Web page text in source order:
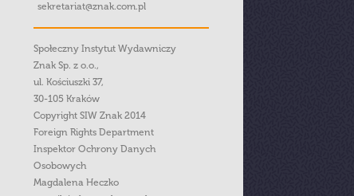
sekretariat@znak.com.pl
Społeczny Instytut Wydawniczy
Znak Sp. z o.o.,
ul. Kościuszki 37,
30-105 Kraków
Copyright SIW Znak 2014
Foreign Rights Department
Inspektor Ochrony Danych
Osobowych
Magdalena Heczko